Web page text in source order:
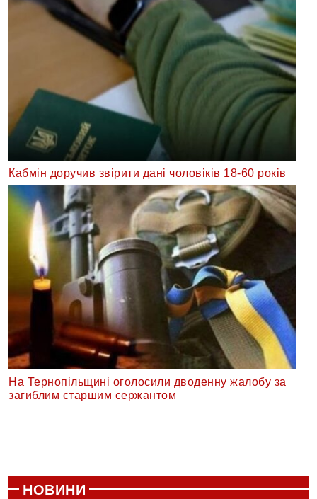
Кабмін доручив звірити дані чоловіків 18-60 років
На Тернопільщині оголосили дводенну жалобу за
загиблим старшим сержантом
НОВИНИ